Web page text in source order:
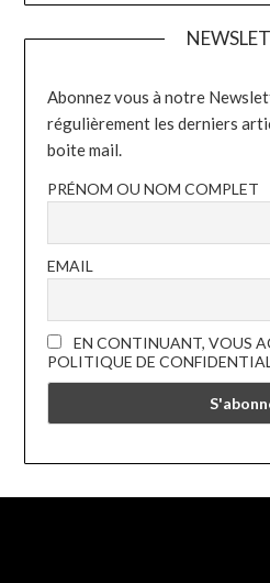
Abonnez vous à notre
régulièrement les derniers
boite mail.
PRÉNOM OU NOM COMPLET
EMAIL
EN CONTINUANT, VOUS
POLITIQUE DE